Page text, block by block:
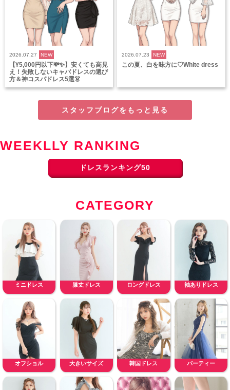
2026.07.27 NEW
【¥5,000円以下💸✨】安くても高見
え！失敗しないキャバドレスの選び
方＆神コスパドレス5選👗
2026.07.23 NEW
この夏、白を味方に♡White dress
スタッフブログをもっと見る
WEEKLLY RANKING
ドレスランキング50
CATEGORY
ミニドレス 膝丈ドレス ロングドレス 袖ありドレス
オフショル 大きいサイズ 韓国ドレス パーティー